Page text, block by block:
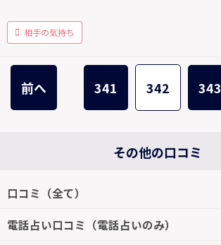
相手の気持ち
前へ 341 342 343
その他の口コミ
口コミ（全て）
電話占い口コミ（電話占いのみ）